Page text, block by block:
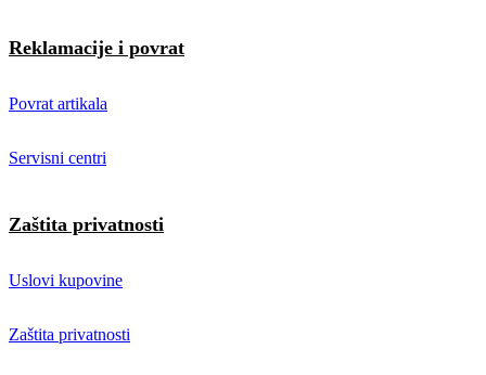
Reklamacije i povrat
Povrat artikala
Servisni centri
Zaštita privatnosti
Uslovi kupovine
Zaštita privatnosti